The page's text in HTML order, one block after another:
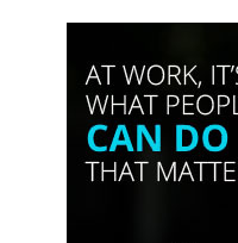
Pay. Pada gilirannya,
kelas menengah yang
KAHMI sebagai
potensi besar untuk
secara luas. Kita tidak
tidak menguntungkan